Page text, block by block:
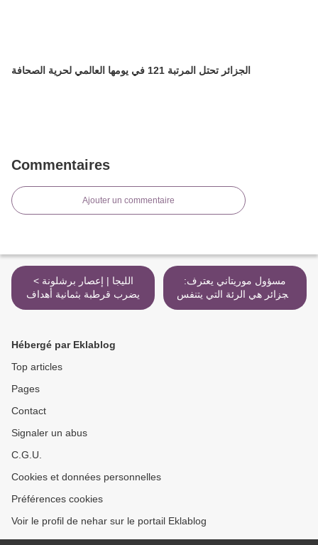
الجزائر تحتل المرتبة 121 في يومها العالمي لحرية الصحافة
Commentaires
Ajouter un commentaire
< الليجا | إعصار برشلونة
يضرب قرطبة بثمانية أهداف
مسؤول موريتاني يعترف:
الجزائر هي الرئة التي يتنفس
منها الموريتانيون >
Hébergé par Eklablog
Top articles
Pages
Contact
Signaler un abus
C.G.U.
Cookies et données personnelles
Préférences cookies
Voir le profil de nehar sur le portail Eklablog